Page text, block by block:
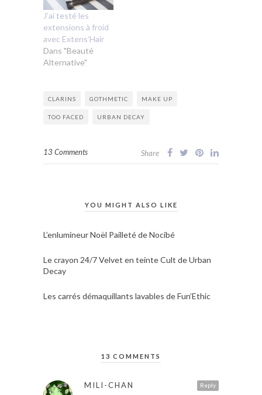
J’ai testé les
extensions à froid
avec Extens’Hair
Dans "Beauté
Alternative"
CLARINS GOTHMETIC MAKE UP
TOO FACED URBAN DECAY
13 Comments Share
YOU MIGHT ALSO LIKE
L’enlumineur Noël Pailleté de Nocibé
Le crayon 24/7 Velvet en teinte Cult de Urban
Decay
Les carrés démaquillants lavables de Fun’Ethic
13 COMMENTS
Reply
MILI-CHAN